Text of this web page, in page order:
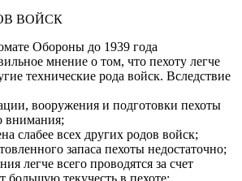
ВОЙСК
Обороны до 1939 года
мнение о том, что пехоту легче
технические рода войск. Вследствие
вооружения и подготовки пехоты
внимания;
слабее всех других родов войск;
запаса пехоты недостаточно;
легче всего проводятся за счет